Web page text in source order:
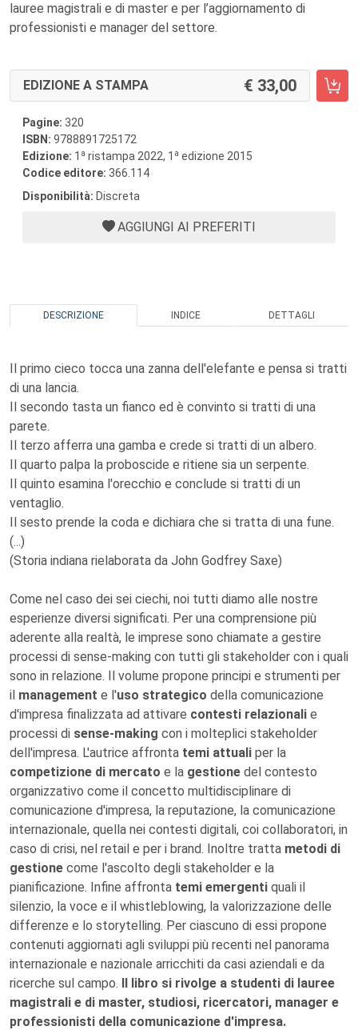
lauree magistrali e di master e per l’aggiornamento di
professionisti e manager del settore.
EDIZIONE A STAMPA 33,00
Pagine: 320
ISBN: 9788891725172
Edizione: 1 a ristampa 2022, 1 a edizione 2015
Codice editore: 366.114
Disponibilità: Discreta
AGGIUNGI AI PREFERITI
DESCRIZIONE INDICE DETTAGLI
Il primo cieco tocca una zanna dell'elefante e pensa si tratti
di una lancia.
Il secondo tasta un fianco ed è convinto si tratti di una
parete.
Il terzo afferra una gamba e crede si tratti di un albero.
Il quarto palpa la proboscide e ritiene sia un serpente.
Il quinto esamina l'orecchio e conclude si tratti di un
ventaglio.
Il sesto prende la coda e dichiara che si tratta di una fune.
(...)
(Storia indiana rielaborata da John Godfrey Saxe)
Come nel caso dei sei ciechi, noi tutti diamo alle nostre
esperienze diversi significati. Per una comprensione più
aderente alla realtà, le imprese sono chiamate a gestire
processi di sense-making con tutti gli stakeholder con i quali
sono in relazione. Il volume propone principi e strumenti per
il management e l'uso strategico della comunicazione
d'impresa finalizzata ad attivare contesti relazionali e
processi di sense-making con i molteplici stakeholder
dell'impresa. L'autrice affronta temi attuali per la
competizione di mercato e la gestione del contesto
organizzativo come il concetto multidisciplinare di
comunicazione d'impresa, la reputazione, la comunicazione
internazionale, quella nei contesti digitali, coi collaboratori, in
caso di crisi, nel retail e per i brand. Inoltre tratta metodi di
gestione come l'ascolto degli stakeholder e la
pianificazione. Infine affronta temi emergenti quali il
silenzio, la voce e il whistleblowing, la valorizzazione delle
differenze e lo storytelling. Per ciascuno di essi propone
contenuti aggiornati agli sviluppi più recenti nel panorama
internazionale e nazionale arricchiti da casi aziendali e da
ricerche sul campo. Il libro si rivolge a studenti di lauree
magistrali e di master, studiosi, ricercatori, manager e
professionisti della comunicazione d'impresa.